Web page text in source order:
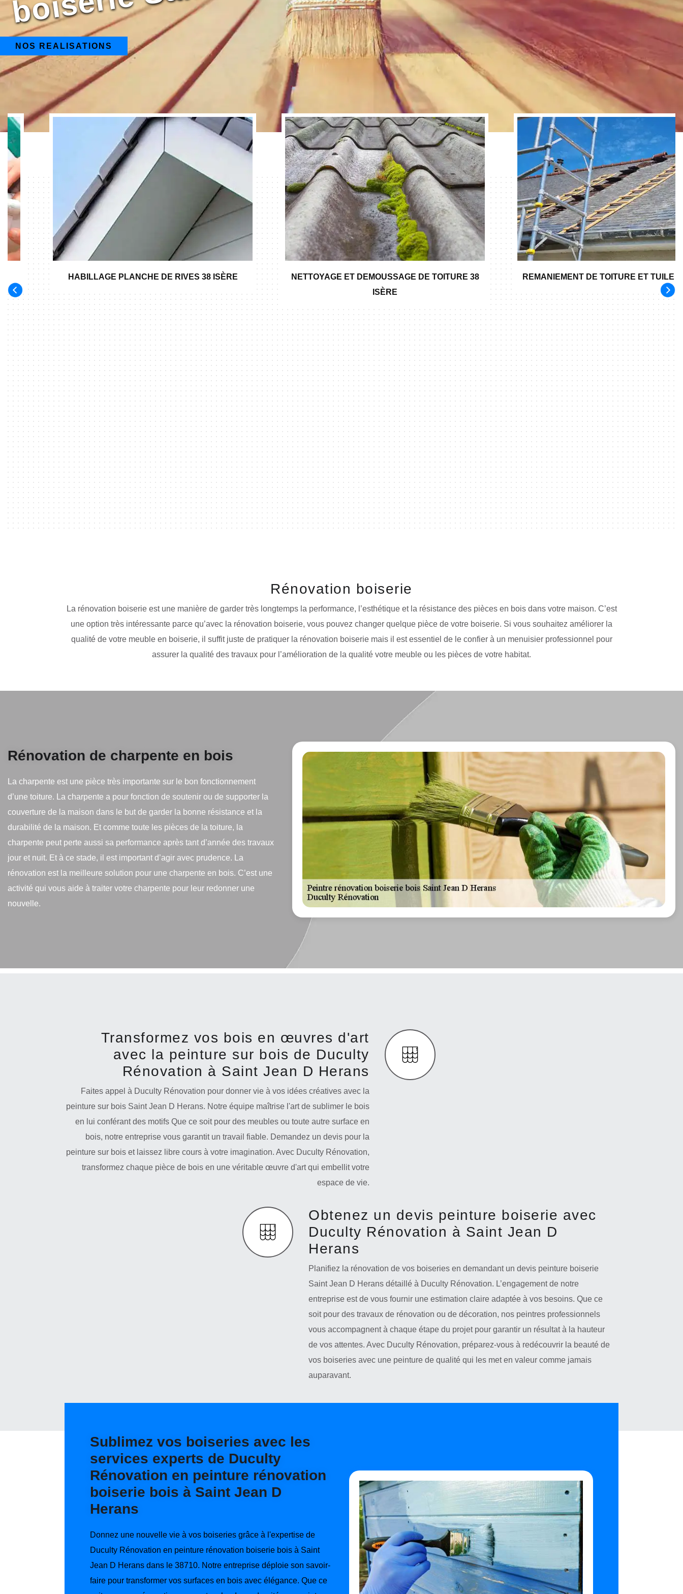
NOS REALISATIONS
HABILLAGE PLANCHE DE RIVES 38 ISÈRE
NETTOYAGE ET DEMOUSSAGE DE TOITURE 38
ISÈRE
REMANIEMENT DE TOITURE ET TUILE
Rénovation boiserie
La rénovation boiserie est une manière de garder très longtemps la performance, l’esthétique et la résistance des pièces en bois dans votre maison. C’est
une option très intéressante parce qu’avec la rénovation boiserie, vous pouvez changer quelque pièce de votre boiserie. Si vous souhaitez améliorer la
qualité de votre meuble en boiserie, il suffit juste de pratiquer la rénovation boiserie mais il est essentiel de le confier à un menuisier professionnel pour
assurer la qualité des travaux pour l’amélioration de la qualité votre meuble ou les pièces de votre habitat.
Rénovation de charpente en bois
La charpente est une pièce très importante sur le bon fonctionnement
d’une toiture. La charpente a pour fonction de soutenir ou de supporter la
couverture de la maison dans le but de garder la bonne résistance et la
durabilité de la maison. Et comme toute les pièces de la toiture, la
charpente peut perte aussi sa performance après tant d’année des travaux
jour et nuit. Et à ce stade, il est important d’agir avec prudence. La
rénovation est la meilleure solution pour une charpente en bois. C’est une
activité qui vous aide à traiter votre charpente pour leur redonner une
nouvelle.
Transformez vos bois en œuvres d'art
avec la peinture sur bois de Duculty
Rénovation à Saint Jean D Herans
Faites appel à Duculty Rénovation pour donner vie à vos idées créatives avec la
peinture sur bois Saint Jean D Herans. Notre équipe maîtrise l'art de sublimer le bois
en lui conférant des motifs Que ce soit pour des meubles ou toute autre surface en
bois, notre entreprise vous garantit un travail fiable. Demandez un devis pour la
peinture sur bois et laissez libre cours à votre imagination. Avec Duculty Rénovation,
transformez chaque pièce de bois en une véritable œuvre d'art qui embellit votre
espace de vie.
Obtenez un devis peinture boiserie avec
Duculty Rénovation à Saint Jean D
Herans
Planifiez la rénovation de vos boiseries en demandant un devis peinture boiserie
Saint Jean D Herans détaillé à Duculty Rénovation. L’engagement de notre
entreprise est de vous fournir une estimation claire adaptée à vos besoins. Que ce
soit pour des travaux de rénovation ou de décoration, nos peintres professionnels
vous accompagnent à chaque étape du projet pour garantir un résultat à la hauteur
de vos attentes. Avec Duculty Rénovation, préparez-vous à redécouvrir la beauté de
vos boiseries avec une peinture de qualité qui les met en valeur comme jamais
auparavant.
Sublimez vos boiseries avec les
services experts de Duculty
Rénovation en peinture rénovation
boiserie bois à Saint Jean D
Herans
Donnez une nouvelle vie à vos boiseries grâce à l'expertise de
Duculty Rénovation en peinture rénovation boiserie bois à Saint
Jean D Herans dans le 38710. Notre entreprise déploie son savoir-
faire pour transformer vos surfaces en bois avec élégance. Que ce